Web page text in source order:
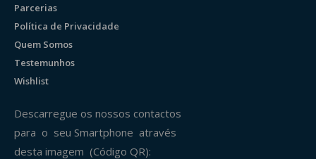
Parcerias
Política de Privacidade
Quem Somos
Testemunhos
Wishlist
Descarregue os nossos contactos
para o seu Smartphone através
desta imagem (Código QR):